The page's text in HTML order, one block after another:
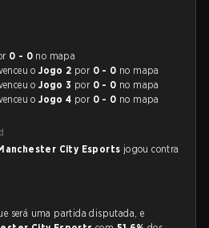
0 - 0 no mapa
oJogo 2 por 0 - 0 no mapa
oJogo 3 por 0 - 0 no mapa
oJogo 4 por 0 - 0 no mapa
City Esports jogou contra
será uma partida disputada, e